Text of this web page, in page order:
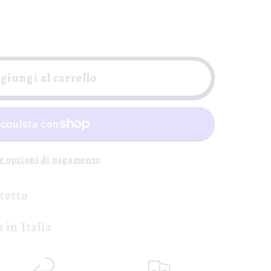
al carrello
opzioni di pagamento
in Italia